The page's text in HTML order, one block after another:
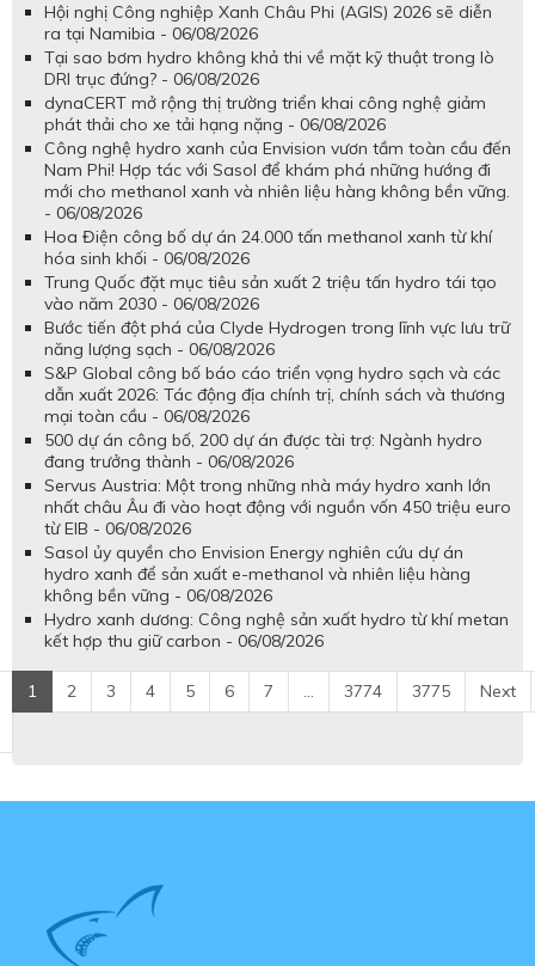
Hội nghị Công nghiệp Xanh Châu Phi (AGIS) 2026 sẽ diễn
ra tại Namibia - 06/08/2026
Tại sao bơm hydro không khả thi về mặt kỹ thuật trong lò
DRI trục đứng? - 06/08/2026
dynaCERT mở rộng thị trường triển khai công nghệ giảm
phát thải cho xe tải hạng nặng - 06/08/2026
Công nghệ hydro xanh của Envision vươn tầm toàn cầu đến
Nam Phi! Hợp tác với Sasol để khám phá những hướng đi
mới cho methanol xanh và nhiên liệu hàng không bền vững.
- 06/08/2026
Hoa Điện công bố dự án 24.000 tấn methanol xanh từ khí
hóa sinh khối - 06/08/2026
Trung Quốc đặt mục tiêu sản xuất 2 triệu tấn hydro tái tạo
vào năm 2030 - 06/08/2026
Bước tiến đột phá của Clyde Hydrogen trong lĩnh vực lưu trữ
năng lượng sạch - 06/08/2026
S&P Global công bố báo cáo triển vọng hydro sạch và các
dẫn xuất 2026: Tác động địa chính trị, chính sách và thương
mại toàn cầu - 06/08/2026
500 dự án công bố, 200 dự án được tài trợ: Ngành hydro
đang trưởng thành - 06/08/2026
Servus Austria: Một trong những nhà máy hydro xanh lớn
nhất châu Âu đi vào hoạt động với nguồn vốn 450 triệu euro
từ EIB - 06/08/2026
Sasol ủy quyền cho Envision Energy nghiên cứu dự án
hydro xanh để sản xuất e-methanol và nhiên liệu hàng
không bền vững - 06/08/2026
Hydro xanh dương: Công nghệ sản xuất hydro từ khí metan
kết hợp thu giữ carbon - 06/08/2026
1 2 3 4 5 6 7 ... 3774 3775 Next